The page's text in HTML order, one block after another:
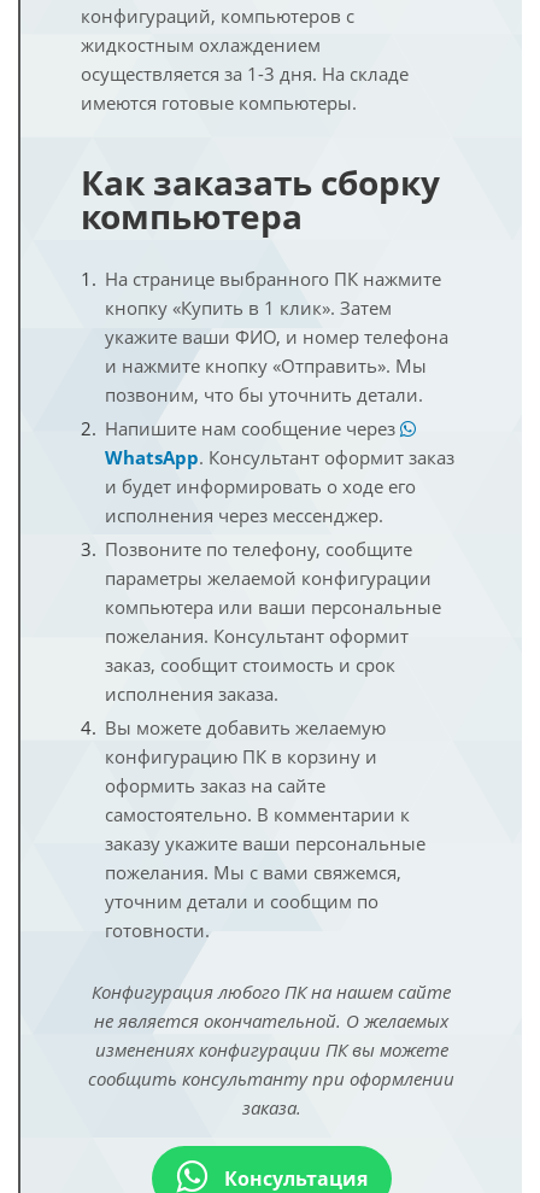
конфигураций, компьютеров с
жидкостным охлаждением
осуществляется за 1-3 дня. На складе
имеются готовые компьютеры.
Как заказать сборку
компьютера
На странице выбранного ПК нажмите
кнопку «Купить в 1 клик». Затем
укажите ваши ФИО, и номер телефона
и нажмите кнопку «Отправить». Мы
позвоним, что бы уточнить детали.
Напишите нам сообщение через
WhatsApp. Консультант оформит заказ
и будет информировать о ходе его
исполнения через мессенджер.
Позвоните по телефону, сообщите
параметры желаемой конфигурации
компьютера или ваши персональные
пожелания. Консультант оформит
заказ, сообщит стоимость и срок
исполнения заказа.
Вы можете добавить желаемую
конфигурацию ПК в корзину и
оформить заказ на сайте
самостоятельно. В комментарии к
заказу укажите ваши персональные
пожелания. Мы с вами свяжемся,
уточним детали и сообщим по
готовности.
Конфигурация любого ПК на нашем сайте
не является окончательной. О желаемых
изменениях конфигурации ПК вы можете
сообщить консультанту при оформлении
заказа.
Консультация